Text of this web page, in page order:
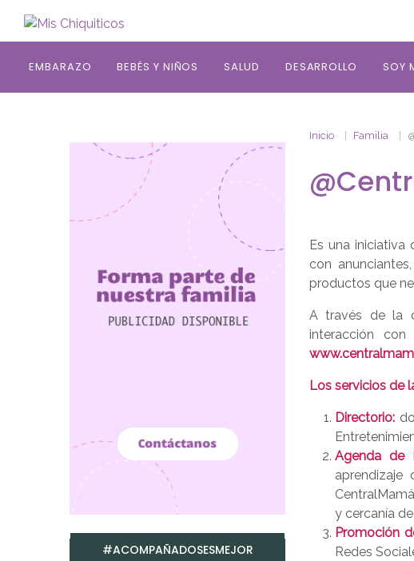
EMBARAZO BEBÉS Y NIÑOS SALUD DESARROLLO SOY
Inicio Familia
Es una iniciativa
con
productos que
A través de la
interacción
Los servicios de
Directorio:
Agenda de
y cercanía
Promoción
Redes
#ACOMPAÑADOSESMEJOR